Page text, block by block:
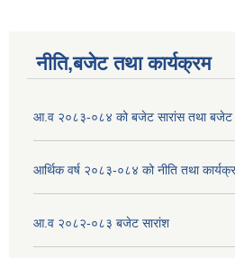
नीति,बजेट तथा कार्यक्रम
आ.व २०८३-०८४ को बजेट सारांस तथा बजेट
आर्थिक वर्ष २०८३-०८४ को नीति तथा
आ.व २०८२-०८३ बजेट सारांश